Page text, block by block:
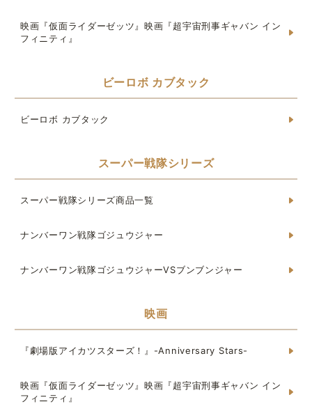
映画『仮面ライダーゼッツ』映画『超宇宙刑事ギャバン イン
フィニティ』
ビーロボ カブタック
ビーロボ カブタック
スーパー戦隊シリーズ
スーパー戦隊シリーズ商品一覧
ナンバーワン戦隊ゴジュウジャー
ナンバーワン戦隊ゴジュウジャーVSブンブンジャー
映画
『劇場版アイカツスターズ！』-Anniversary Stars-
映画『仮面ライダーゼッツ』映画『超宇宙刑事ギャバン イン
フィニティ』